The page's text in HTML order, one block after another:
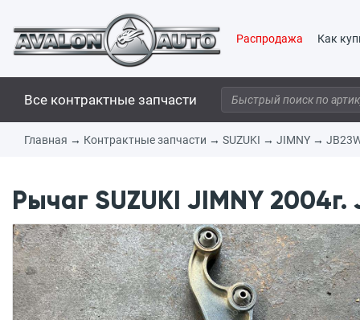
Распродажа Как
Все контрактные запчасти
Главная → Контрактные запчасти → SUZUKI → JIMNY →
Рычаг SUZUKI JIMNY 2004г.